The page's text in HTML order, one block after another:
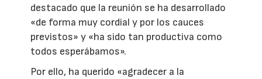
destacado que la reunión se ha desarrollado
«de forma muy cordial y por los cauces
previstos» y «ha sido tan productiva como
todos esperábamos».
Por ello, ha querido «agradecer a la